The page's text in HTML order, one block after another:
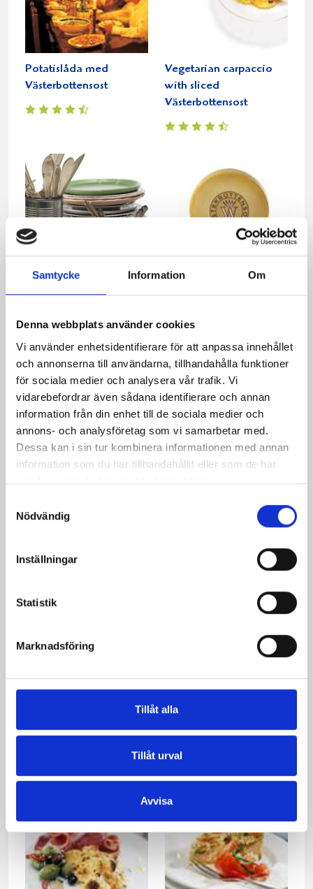
Samtycke Information Om
Denna webbplats använder cookies
Vi använder enhetsidentifierare för att anpassa innehållet
och annonserna till användarna, tillhandahålla funktioner
för sociala medier och analysera vår trafik. Vi
vidarebefordrar även sådana identifierare och annan
information från din enhet till de sociala medier och
annons- och analysföretag som vi samarbetar med.
Dessa kan i sin tur kombinera informationen med annan
information som du har tillhandahållit eller som de har
samlat in när du har använt deras tjänster.
Nödvändig
Inställningar
Statistik
Marknadsföring
Tillåt alla
Tillåt urval
Avvisa
Potatislåda med
Västerbottensost
Vegetarian carpaccio
with sliced
Västerbottensost
Savoykålssallad med
Grön pesto med
Västerbottensost
Fläskfilé panerad med
Köttfärsgratäng med
Västerbottensost